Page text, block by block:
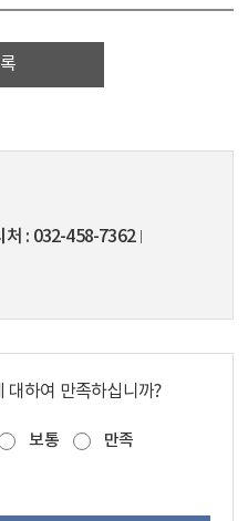
처
032-458-7362
대하여 만족하십니까?
보통
만족